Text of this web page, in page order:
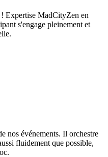
Expertise MadCityZen en
s'engage pleinement et
nos événements. Il orchestre
fluidement que possible,